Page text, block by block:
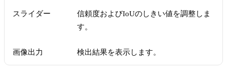
スライダー
信頼度およびIoUのしきい値を調整しま
す。
画像出力 検出結果を表示します。